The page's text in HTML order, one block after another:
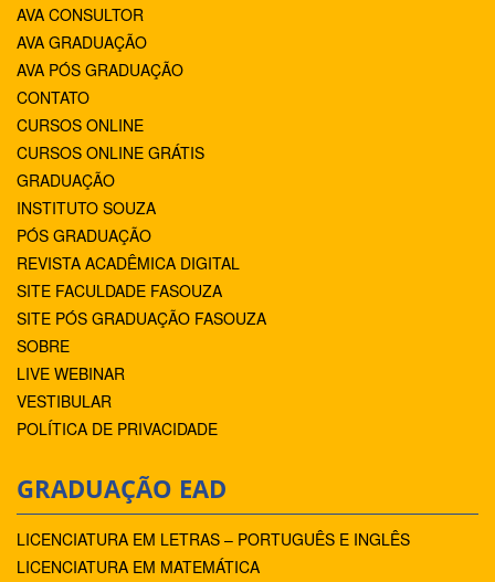
AVA CONSULTOR
AVA GRADUAÇÃO
AVA PÓS GRADUAÇÃO
CONTATO
CURSOS ONLINE
CURSOS ONLINE GRÁTIS
GRADUAÇÃO
INSTITUTO SOUZA
PÓS GRADUAÇÃO
REVISTA ACADÊMICA DIGITAL
SITE FACULDADE FASOUZA
SITE PÓS GRADUAÇÃO FASOUZA
SOBRE
LIVE WEBINAR
VESTIBULAR
POLÍTICA DE PRIVACIDADE
GRADUAÇÃO EAD
LICENCIATURA EM LETRAS – PORTUGUÊS E INGLÊS
LICENCIATURA EM MATEMÁTICA